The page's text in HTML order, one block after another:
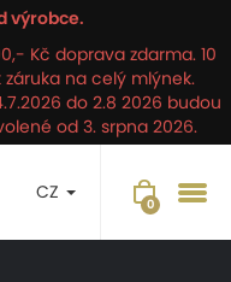
výrobce.
Kč doprava zdarma. 10
na celý mlýnek.
do 2.8 2026 budou
od 3. srpna 2026.
CZ